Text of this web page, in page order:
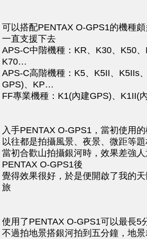
可以搭配PENTAX O-GPS1的機種
一直支援下去
APS-C中階機種：KR、K30、K50、
K70…
APS-C高階機種：K5、K5II、K5IIs
GPS)、KP…
FF專業機種：K1(內建GPS)、K1II(
入手PENTAX O-GPS1，當初使用
以往都是拍攝風景、夜景、微距等
當初合歡山拍攝銀河時，效果差強
PENTAX O-GPS1後
覺得效果很好，於是便開啟了我的
旅
使用了PENTAX O-GPS1可以最長5
不過拍地景搭銀河拍到五分鐘，地景